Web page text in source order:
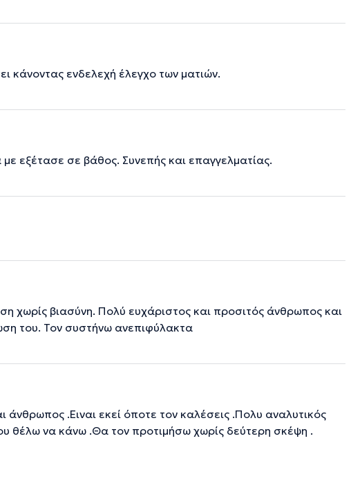
κάνοντας ενδελεχή έλεγχο των ματιών.
εξέτασε σε βάθος. Συνεπής και επαγγελματίας.
χωρίς βιασύνη. Πολύ ευχάριστος και προσιτός άνθρωπος και
του. Τον συστήνω ανεπιφύλακτα
άνθρωπος .Ειναι εκεί όποτε τον καλέσεις .Πολυ αναλυτικός
θέλω να κάνω .Θα τον προτιμήσω χωρίς δεύτερη σκέψη .